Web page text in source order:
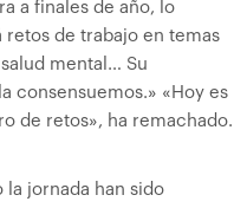
a finales de año, lo
de trabajo en temas
mental… Su
consensuemos.» «Hoy es
de retos», ha remachado.
la jornada han sido